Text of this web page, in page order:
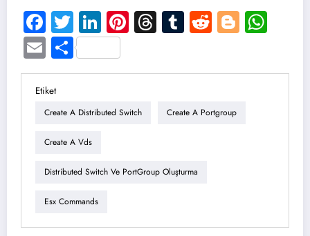
Facebook
TwitterLinkedIn
Pinterest
Threads
Tumblr
Reddit
EmailShare
Etiket
Create A Distributed Switch Create A Portgroup
Create A Vds
Distributed Switch Ve PortGroup Oluşturma
Esx Commands